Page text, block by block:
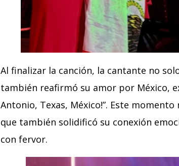
Al finalizar la canción, la cantante no
también reafirmó su amor por México,
Antonio, Texas, México!”. Este
que también solidificó su conexión
con fervor.